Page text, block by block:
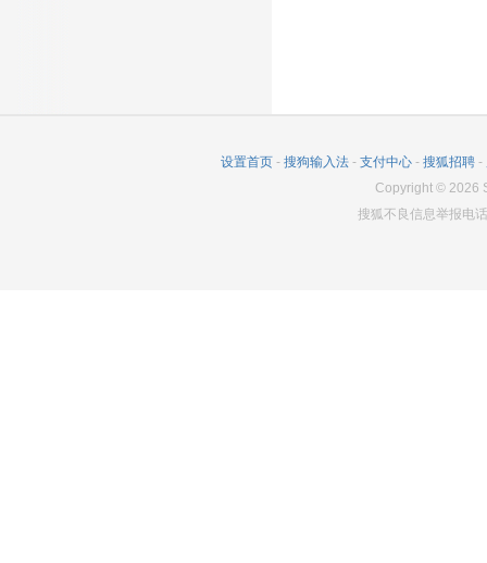
设置首页 - 搜狗输入法 - 支付中心 - 搜狐招聘 -
Copyright © 2026
搜狐不良信息举报电